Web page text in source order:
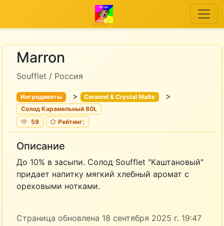
Marron
Soufflet / Россия
Ингредиенты > Caramel & Crystal Malts >
Солод Карамельный 80L
59
Рейтинг:
Описание
До 10% в засыпи. Солод Soufflet "Каштановый"
придает напитку мягкий хлебный аромат с
ореховыми нотками.
Страница обновлена 18 сентября 2025 г. 19:47